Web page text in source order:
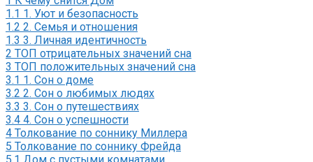
1.1 1. Уют и безопасность
1.2 2. Семья и отношения
1.3 3. Личная идентичность
2 ТОП отрицательных значений сна
3 ТОП положительных значений сна
3.1 1. Сон о доме
3.2 2. Сон о любимых людях
3.3 3. Сон о путешествиях
3.4 4. Сон о успешности
4 Толкование по соннику Миллера
5 Толкование по соннику Фрейда